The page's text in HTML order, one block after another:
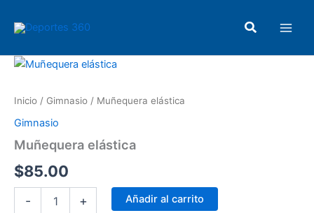
Buscar
Inicio / Gimnasio / Muñequera elástica
Gimnasio
Muñequera elástica
$85.00
-
Muñequera
+ Añadir al carrito